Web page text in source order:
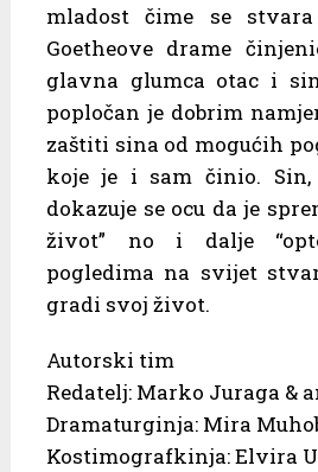
mladost čime se
Goetheove drame
glavna glumca otac i
popločan je dobrim
zaštiti sina od mogućih
koje je i sam činio. Sin,
dokazuje se ocu da je
život” no i dalje
pogledima na svijet
gradi svoj život.
Autorski tim
Redatelj: Marko Juraga &
Dramaturginja: Mira
Kostimografkinja: Elvira